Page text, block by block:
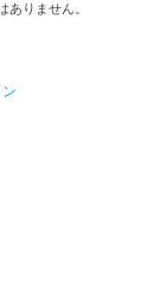
りません。